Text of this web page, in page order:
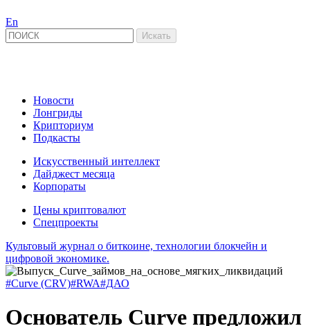
En
Новости
Лонгриды
Крипториум
Подкасты
Искусственный интеллект
Дайджест месяца
Корпораты
Цены криптовалют
Спецпроекты
Культовый журнал о биткоине, технологии блокчейн и
цифровой экономике.
#Curve (CRV)#RWA#ДАО
Основатель Curve предложил